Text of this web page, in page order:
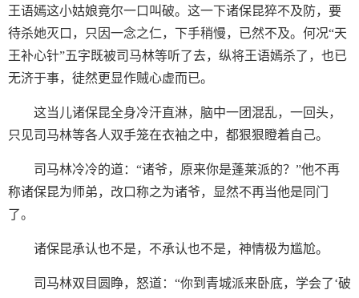
王语嫣这小姑娘竟尔一口叫破。这一下诸保昆猝不及防，要
待杀她灭口，只因一念之仁，下手稍慢，已然不及。何况“天
王补心针”五字既被司马林等听了去，纵将王语嫣杀了，也已
无济于事，徒然更显作贼心虚而已。
这当儿诸保昆全身冷汗直淋，脑中一团混乱，一回头，
只见司马林等各人双手笼在衣袖之中，都狠狠瞪着自己。
司马林冷冷的道：“诸爷，原来你是蓬莱派的？”他不再
称诸保昆为师弟，改口称之为诸爷，显然不再当他是同门
了。
诸保昆承认也不是，不承认也不是，神情极为尴尬。
司马林双目圆睁，怒道：“你到青城派来卧底，学会了‘破